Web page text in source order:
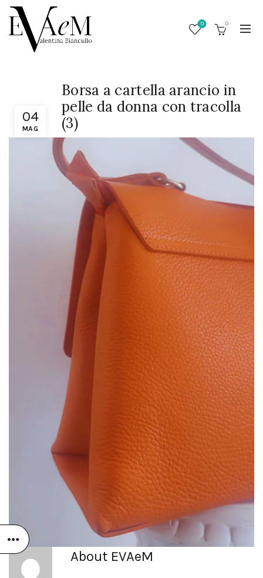
0 0
04
MAG
Borsa a cartella arancio in
pelle da donna con tracolla
(3)
About EVAeM